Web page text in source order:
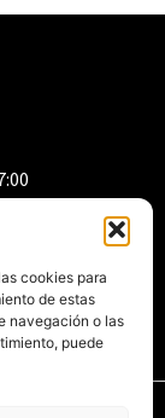
cookies para
de estas
navegación o las
puede